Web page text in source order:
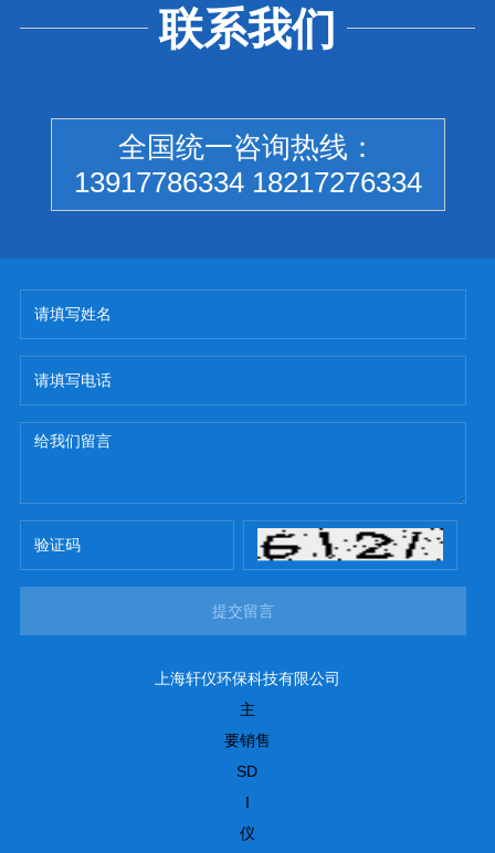
联系我们
全国统一咨询热线：
13917786334 18217276334
提交留言
上海轩仪环保科技有限公司
主
要销售
SD
I
仪